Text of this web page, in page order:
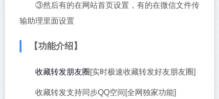
③然后有的在网站首页设置，有的在微信文件传
输助理里面设置
【功能介绍】
收藏转发朋友圈[实时极速收藏转发好友朋友圈]
收藏转发支持同步QQ空间[全网独家功能]